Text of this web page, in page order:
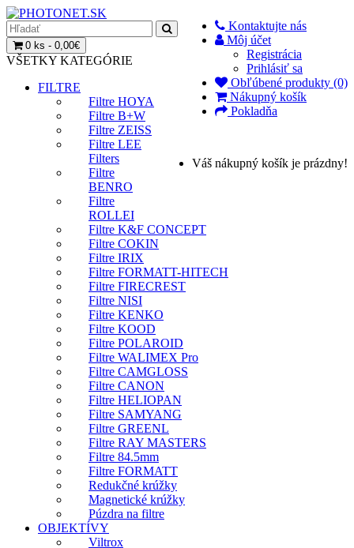
Kontaktujte nás
Môj účet
Registrácia
Prihlásiť sa
Obľúbené produkty (0)
Nákupný košík
Pokladňa
0 ks - 0,00€
Váš nákupný košík je prázdny!
VŠETKY KATEGÓRIE
FILTRE
Filtre HOYA
Filtre B+W
Filtre ZEISS
Filtre LEE
Filters
Filtre
BENRO
Filtre
ROLLEI
Filtre K&F CONCEPT
Filtre COKIN
Filtre IRIX
Filtre FORMATT-HITECH
Filtre FIRECREST
Filtre NISI
Filtre KENKO
Filtre KOOD
Filtre POLAROID
Filtre WALIMEX Pro
Filtre CAMGLOSS
Filtre CANON
Filtre HELIOPAN
Filtre SAMYANG
Filtre GREENL
Filtre RAY MASTERS
Filtre 84.5mm
Filtre FORMATT
Redukčné krúžky
Magnetické krúžky
Púzdra na filtre
OBJEKTÍVY
Viltrox